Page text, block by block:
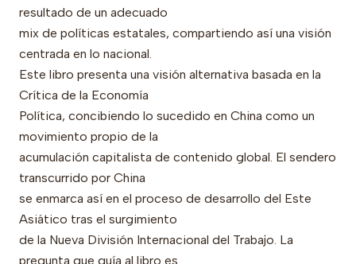
resultado de un adecuado
mix de políticas estatales, compartiendo así una visión
centrada en lo nacional.
Este libro presenta una visión alternativa basada en la
Crítica de la Economía
Política, concibiendo lo sucedido en China como un
movimiento propio de la
acumulación capitalista de contenido global. El sendero
transcurrido por China
se enmarca así en el proceso de desarrollo del Este
Asiático tras el surgimiento
de la Nueva División Internacional del Trabajo. La
pregunta que guía al libro es